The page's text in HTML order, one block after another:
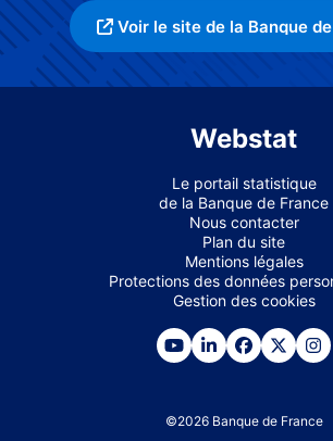
Voir le site de la Banque
Webstat
Le portail statistique
de la Banque de France
Nous contacter
Plan du site
Mentions légales
Protections des données
Gestion des cookies
©2026 Banque de France